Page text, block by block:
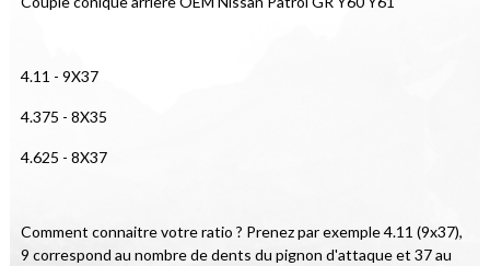
4.11 - 9X37
4.375 - 8X35
4.625 - 8X37
Comment connaitre votre ratio ? Prenez par exemple 4.11 (9x37),
9 correspond au nombre de dents du pignon d'attaque et 37 au